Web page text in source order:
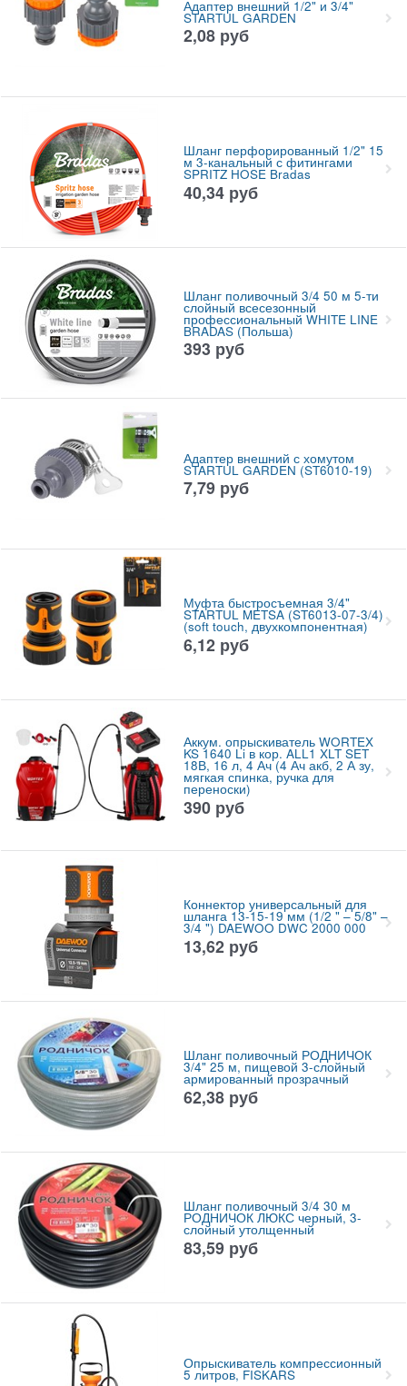
Адаптер внешний 1/2" и 3/4"
STARTUL GARDEN
2,08 руб
Шланг перфорированный 1/2" 15
м 3-канальный с фитингами
SPRITZ HOSE Bradas
40,34 руб
Шланг поливочный 3/4 50 м 5-ти
слойный всесезонный
профессиональный WHITE LINE
BRADAS (Польша)
393 руб
Адаптер внешний с хомутом
STARTUL GARDEN (ST6010-19)
7,79 руб
Муфта быстросъемная 3/4"
STARTUL METSA (ST6013-07-3/4)
(soft touch, двухкомпонентная)
6,12 руб
Аккум. опрыскиватель WORTEX
KS 1640 Li в кор. ALL1 XLT SET
18В, 16 л, 4 Ач (4 Ач акб, 2 А зу,
мягкая спинка, ручка для
переноски)
390 руб
Коннектор универсальный для
шланга 13-15-19 мм (1/2 " – 5/8" –
3/4 ") DAEWOO DWC 2000 000
13,62 руб
Шланг поливочный РОДНИЧОК
3/4" 25 м, пищевой 3-слойный
армированный прозрачный
62,38 руб
Шланг поливочный 3/4 30 м
РОДНИЧОК ЛЮКС черный, 3-
слойный утолщенный
83,59 руб
Опрыскиватель компрессионный
5 литров, FISKARS